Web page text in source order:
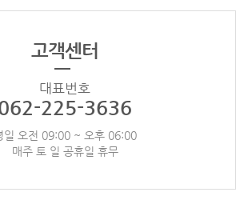
고객센터
대표번호
225-3636
일 오전 09:00 ~ 오후 06:00
매주 토 일 공휴일 휴무